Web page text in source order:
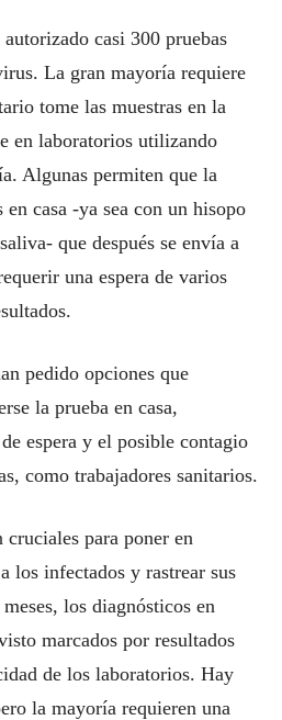
casi 300 pruebas
La gran mayoría requiere
tome las muestras en la
en laboratorios utilizando
Algunas permiten que la
en casa -ya sea con un hisopo
que después se envía a
una espera de varios
pedido opciones que
la prueba en casa,
espera y el posible contagio
como trabajadores sanitarios.
cruciales para poner en
los infectados y rastrear sus
los diagnósticos en
marcados por resultados
de los laboratorios. Hay
la mayoría requieren una